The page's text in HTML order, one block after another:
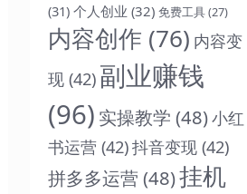
(31) 个人创业 (32) 免费工具(27)
内容创作 (76) 内容变
现 (42) 副业赚钱
(96) 实操教学 (48)小红
书运营 (42)抖音变现 (42)
拼多多运营 (48)挂机